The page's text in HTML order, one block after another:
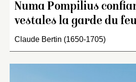
Numa Pompilius
vestales la garde du
Claude Bertin (1650-1705)